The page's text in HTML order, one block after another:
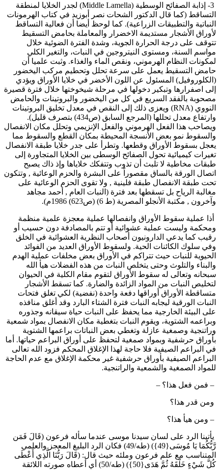
3- إذابة الصفائح الوسطية (Middle Lamella) لجدر الخلايا لمنطقة
(كما قال الدكتور الشحات نصر أبوزيد في كتاب الهرمونات
والتطبيقات الزراعية). كما لوحظ أيضا أن فعالية التساقط
الأشجار مستديمة الاخضرار والمعاملة بحامض التسقيط
على درجة الحرارة الجوية، وشدة الفترة الضوئية خلال
السنة، ومستوى النيتروجين في النبات، والتغير الكلي
النظام الهرموني، ونقص الماء والغذاء. وثبت علميا أن
التسقيط يعمل على سرعة تحلل وتحطيم مركب اليخضور
المسئول عن اللون الأخضر في خلايا الأوراق ويؤدي
اصفرارها وتبكير دخولها في مرحلة شيخوختها خلال فترة قصيرة
بالفقد السريع في كل من اليخضور والبروتينات والحامض
النووي (RNA) ويعزى ذلك إلى النقص في معدل تخليق البروتينات
وارتفاع معدل تحللها (المرجع السابق (ص434) بتصرف قليل).
هذا الفعل الهرموني والفعل الإنزيمي وتحلل مكان الانفصال
نمو بعض الأنسجة المحيطة بمكان القطع والسقوط مما
بسقوط الأوراق وقطعها. وتطرأ على جدر خلايا طبقة الانفصال
كيميائية تحول الصفائح الوسطى بين الخلايا المتجاورة إلى
مخاطية لا تلبث أن تذوب وتتفكك خلاياها وإذ ذاك يصبح
الورقة بالساق مقصوراً على البشرة والحزم الوعائية , وتتكون
طبقة الانفصال طبقة فلينية , ولا تقوى الحزم الوعائية على
الرياح بل تسقطها بعد فترة (النبات العام , أحمد مجاهد
, مكتبة الأنجلو المصرية (ط 6) (ص623) 1986م).
عملية سقوط الأوراق وانفصالها عملية معجزة علمية منظمة
وليست عملية عشوائية أو تتم بالمصادفة دون حسيب أو
كما يدعي الدارونيون أصحاب النظرية العشوائية في الخلق
سلوك الكائنات الحية. ولسقوط الأوراق العديد من الفوائد
للنبات حيث تتراكم في الأوراق بعض مخلفات عملية الهدم
والتلوث وحتى يتخلص النبات من هذه الفضلات هيأ الله
وتعالى له سقوط الأوراق لتقوم مقام الكلية في الحيوان
النبات من المواد الزائدة والضارة. كما تسقط الأشجار
الأوراق أوراقها دفعة واحدة (نفضية) لكي تغلق فتحات
الورقية ليجابه النبات فترة الشتاء البارد وقد أغلق منافذه
البيئة الخارجية مما يحفظ على النبات حياة سيقانه وجذوره
الشتوية، ويقوم النبات بتغطية مكان الانفصال بمواد شمعية
وصمغية عازلة وتغطي بعض النباتات براعمها الشتوية
حرشفية وبمواد صمغية لتحفظ على أوراق البراعم حياتها. أما
البراعم الصيفية فلا حاجة لهذا الإغلاق المحكم فزود الله تعالى
الصيفية بأوراق حرشفية غير محكمة الإغلاق مع عدم الحاجة
الصمغية والشمعية والراتنجية.
فمن فعل هذا؟ –
قدر هذا؟
ومن هيأ هذا؟
الرد على لسان سيدنا موسى عندما سأله فرعون (قَالَ فَمَن
رَّبُّكُمَا يَا مُوسَى{49}) (طه/49) فكان الرد البليغ المعجز والعلمي
مع علم فرعون وملئه حيث قال: (قَالَ رَبُّنَا الَّذِي أَعْطَى
كُلَّ شَيْءٍ خَلْقَهُ ثُمَّ هَدَى{50}) (طه/50) أي أعطاه صورته اللائقة